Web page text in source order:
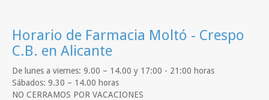
Horario de Farmacia Moltó - Crespo
C.B. en Alicante
De lunes a viernes: 9.00 – 14.00 y 17:00 - 21:00 horas
Sábados: 9.30 – 14.00 horas
NO CERRAMOS POR VACACIONES